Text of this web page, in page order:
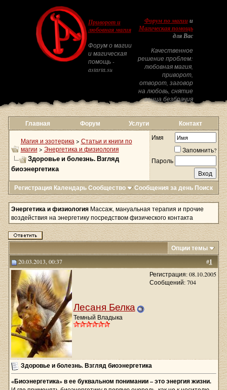
Приворот и
любовная магия
Форум о магии
и магическая
помощь -
astarta.su
Форум по магиии
Магическая помощь
для Вас
Качественное
решение проблем:
любовная магия,
приворот,
отворот, заговор
на любовь, снятие
венца безбрачия
Главная Форум Услуги Контакт
Магия и эзотерика > Статьи и книги по
магии > Энергетика и физиология
Здоровье и болезнь. Взгляд
биоэнергетика
Имя
Запомнить?
Пароль
Регистрация КалендарьСообщество Сообщения за день Поиск
Энергетика и физиология Массаж, мануальная терапия и прочие
воздействия на энергетику посредством физического контакта
Опции темы
#1
20.03.2013, 00:37
Лесаня Белка
Темный Владыка
Регистрация: 08.10.2005
Сообщений: 704
Здоровье и болезнь. Взгляд биоэнергетика
«Биоэнергетика» в ее буквальном понимании – это энергия жизни.